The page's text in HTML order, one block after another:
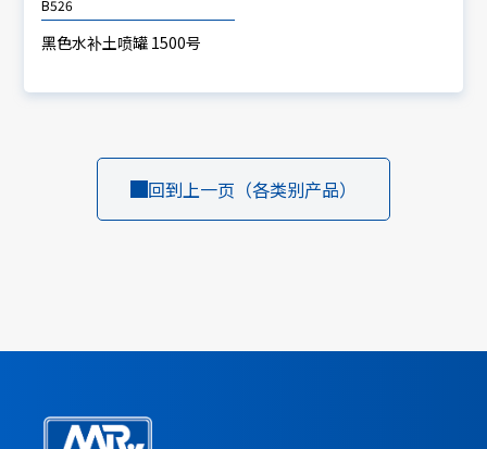
B526
黑色水补土喷罐 1500号
回到上一页（各类别产品）